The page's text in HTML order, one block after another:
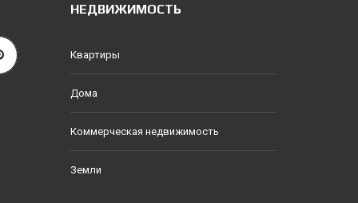
НЕДВИЖИМОСТЬ
Квартиры
Дома
Коммерческая недвижимость
Земли